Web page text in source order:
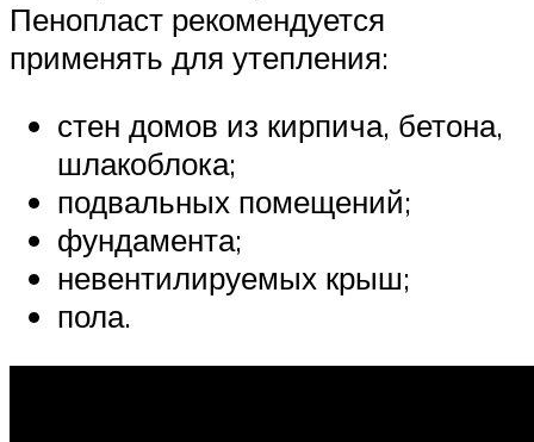
Пенопласт рекомендуется
применять для утепления:
стен домов из кирпича, бетона,
шлакоблока;
подвальных помещений;
фундамента;
невентилируемых крыш;
пола.